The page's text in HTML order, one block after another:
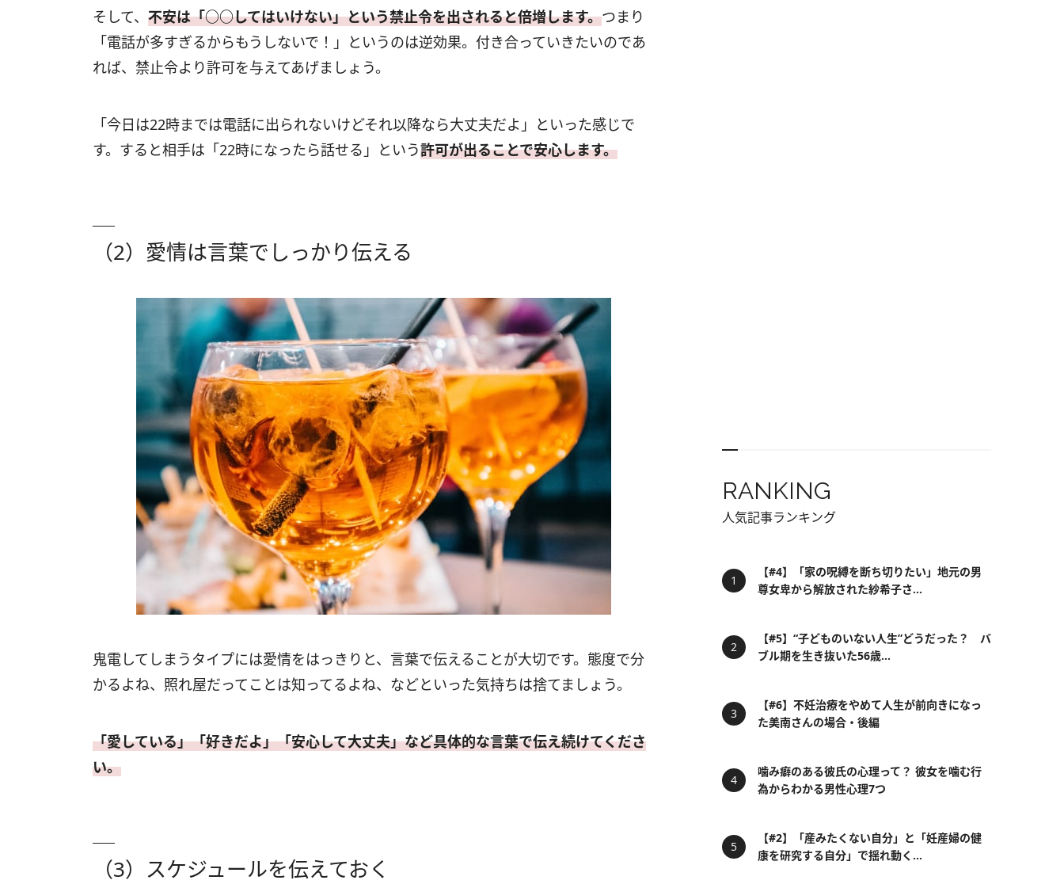
そして、 不安は「○○してはいけない」という禁止令を出されると倍増します。つまり
「電話が多すぎるからもうしないで！」というのは逆効果。付き合っていきたいのであ
れば、禁止令より許可を与えてあげましょう。
「今日は22時までは電話に出られないけどそれ以降なら大丈夫だよ」といった感じで
す。すると相手は「22時になったら話せる」という許可が出ることで安心します。
（2）愛情は言葉でしっかり伝える
鬼電してしまうタイプには愛情をはっきりと、言葉で伝えることが大切です。態度で分
かるよね、照れ屋だってことは知ってるよね、などといった気持ちは捨てましょう。
「愛している」「好きだよ」「安心して大丈夫」など具体的な言葉で伝え続けてくださ
い。
（3）スケジュールを伝えておく
RANKING
人気記事ランキング
【#4】「家の呪縛を断ち切りたい」地元の男
尊女卑から解放された紗希子さ...
【#5】“子どものいない人生”どうだった？ バ
ブル期を生き抜いた56歳...
【#6】不妊治療をやめて人生が前向きになっ
た美南さんの場合・後編
噛み癖のある彼氏の心理って？ 彼女を噛む行
為からわかる男性心理7つ
【#2】「産みたくない自分」と「妊産婦の健
康を研究する自分」で揺れ動く...